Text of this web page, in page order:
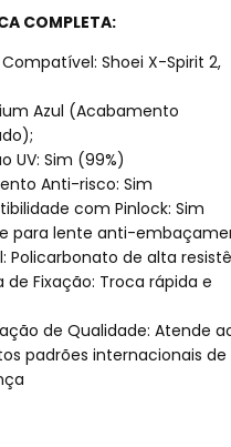
COMPLETA:
Shoei X-Spirit 2,
Azul (Acabamento
UV: Sim (99%)
Anti-risco: Sim
com Pinlock: Sim
para lente anti-
Policarbonato de alta
de Fixação: Troca rápida e
de Qualidade: Atende
padrões internacionais de